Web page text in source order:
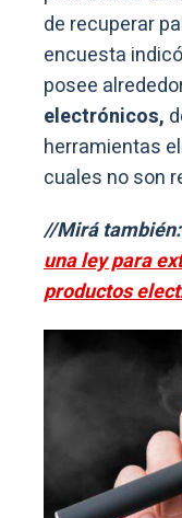
de recuperar
encuesta
posee
electrónicos,
herramientas
cuales no son
//Mirá también:
una ley para
productos